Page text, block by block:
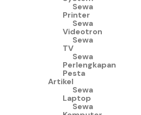
Sewa
Printer
Sewa
Videotron
Sewa
TV
Sewa
Perlengkapan
Pesta
Artikel
Sewa
Laptop
Sewa